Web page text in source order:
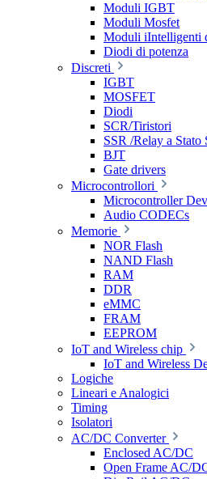
Moduli IGBT
Moduli Mosfet
Moduli iIntelligenti
Diodi di potenza
Discreti
IGBT
MOSFET
Diodi
SCR/Tiristori
SSR /Relay a Stato
BJT
Gate drivers
Microcontrollori
Microcontroller
Audio CODECs
Memorie
NOR Flash
NAND Flash
RAM
DDR
eMMC
FRAM
EEPROM
IoT and Wireless chip
IoT and Wireless
Logiche
Lineari e Analogici
Timing
Isolatori
AC/DC Converter
Enclosed AC/DC
Open Frame AC/